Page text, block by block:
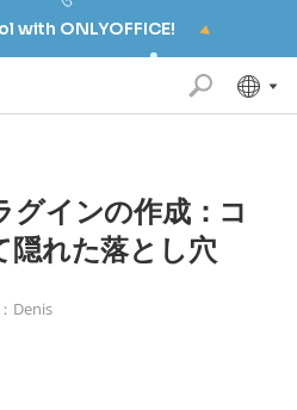
with ONLYOFFICE!
グインの作成：コ
隠れた落とし穴
Denis